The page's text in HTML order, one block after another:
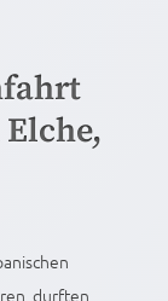
durften